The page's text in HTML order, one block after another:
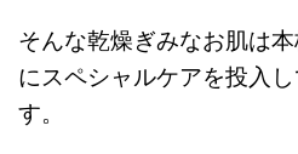
そんな乾燥ぎみなお肌は
にスペシャルケアを投入
す。